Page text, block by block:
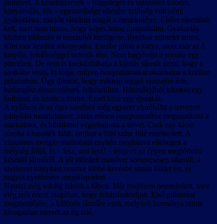
járművet. A kezelőszervek – függőleges és vízszintes tolóerő,
kanyarodás, fék – egyszerűsége ellenére szükség volt némi
gyakorlásra, mielőtt rászánta magát a menekülésre. Elsőre sikerülnie
kell, mert nem biztos, hogy képes lenne újrapróbálni. Gyakorlás
közben többször is rosszullét kerülgette, ilyenkor szünetet tartott.
Kint már kezdett alkonyodni. Eszébe jutott a kutya; most már az ő
kutyája, felelősséggel tartozik érte. Nem hagyhatja a sorsára egy
pincében. De nem is kockáztathatja a kijutás sikerét azzal, hogy a
nyakába veszi, ki tudja, milyen bonyodalmakat okozhatna a kritikus
pillanatban. Úgy döntött, hogy másnap reggel visszajön érte,
barlangász-felszereléssel, felkészülten. Hátizsákjából kikotort egy
kolbászt, és letette a földre. Ezzel kibír egy éjszakát.
A nyíláson át az égre sandítva még egyszer elpróbálta a tervezett
irányítási mozdulatsort, aztán erősen összpontosítva megszorította a
markolatot, és hibátlanul végrehajtotta a tervet. Csak egy kicsit
súrolta a hasadék falát, amikor a föld színe fölé emelkedett. A
vízszintes mozgás markolatát enyhén meghúzva ellebegett a
mélység fölül, és – lesz, ami lesz! – leugrott az éppen meglódulni
készülő járműről. A jól időzített manőver szerencsésen sikerült, a
szerkezet irányítást vesztve többé-kevésbé simán földet ért, és
nagyot nyekkenve megállapodott.
Nyuszi még sokáig feküdt a fűben. Már majdnem beesteledett, mire
elég erőt érzett magában, hogy feltápászkodjon. Első pillantása
megmentőjére, a különös járműre esett, melynek kormánya szinte
hívogatóan meredt az ég felé.